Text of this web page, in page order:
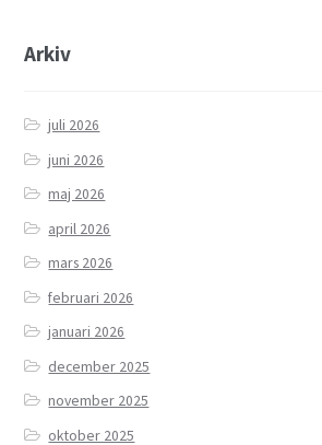
Arkiv
juli 2026
juni 2026
maj 2026
april 2026
mars 2026
februari 2026
januari 2026
december 2025
november 2025
oktober 2025